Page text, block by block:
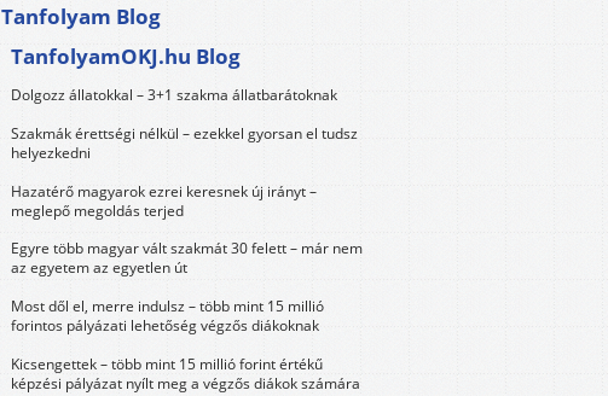
Tanfolyam Blog
TanfolyamOKJ.hu Blog
Dolgozz állatokkal – 3+1 szakma állatbarátoknak
Szakmák érettségi nélkül – ezekkel gyorsan el tudsz
helyezkedni
Hazatérő magyarok ezrei keresnek új irányt –
meglepő megoldás terjed
Egyre több magyar vált szakmát 30 felett – már nem
az egyetem az egyetlen út
Most dől el, merre indulsz – több mint 15 millió
forintos pályázati lehetőség végzős diákoknak
Kicsengettek – több mint 15 millió forint értékű
képzési pályázat nyílt meg a végzős diákok számára